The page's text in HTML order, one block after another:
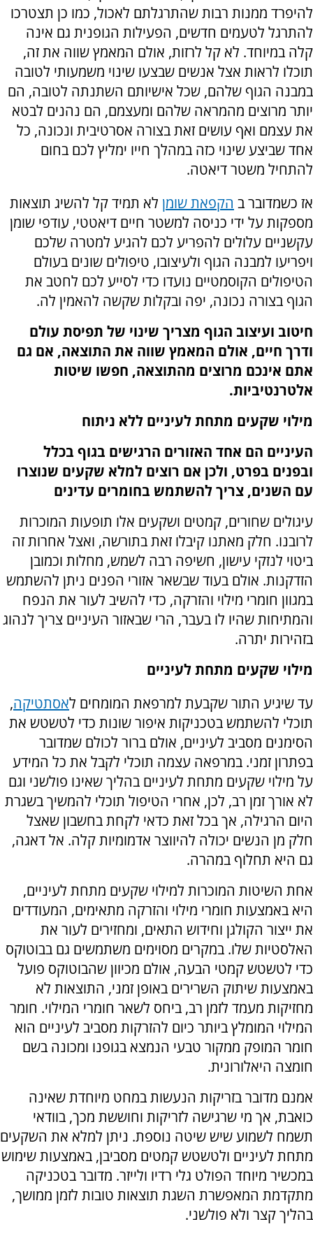
להיפרד ממנות רבות שהתרגלתם לאכול, כמו כן תצטרכו
להתרגל לטעמים חדשים, הפעילות הגופנית גם אינה
קלה במיוחד. לא קל לרזות, אולם המאמץ שווה את זה,
תוכלו לראות אצל אנשים שבצעו שינוי משמעותי לטובה
במבנה הגוף שלהם, שכל אישיותם השתנתה לטובה, הם
יותר מרוצים מהמראה שלהם ומעצמם, הם נהנים לבטא
את עצמם ואף עושים זאת בצורה אסרטיבית ונכונה, כל
אחד שביצע שינוי כזה במהלך חייו ימליץ לכם בחום
להתחיל משטר דיאטה.
אז כשמדובר ב הקפאת שומן לא תמיד קל להשיג תוצאות
מספקות על ידי כניסה למשטר חיים דיאטטי, עודפי שומן
עקשניים עלולים להפריע לכם להגיע למטרה שלכם
ויפריעו למבנה הגוף ולעיצובו, טיפולים שונים בעולם
הטיפולים הקוסמטיים נועדו כדי לסייע לכם לחטב את
הגוף בצורה נכונה, יפה ובקלות שקשה להאמין לה.
חיטוב ועיצוב הגוף מצריך שינוי של תפיסת עולם
ודרך חיים, אולם המאמץ שווה את התוצאה, אם גם
אתם אינכם מרוצים מהתוצאה, חפשו שיטות
אלטרנטיביות.
מילוי שקעים מתחת לעיניים ללא ניתוח
העיניים הם אחד האזורים הרגישים בגוף בכלל
ובפנים בפרט, ולכן אם רוצים למלא שקעים שנוצרו
עם השנים, צריך להשתמש בחומרים עדינים
עיגולים שחורים, קמטים ושקעים אלו תופעות המוכרות
לרובנו. חלק מאתנו קיבלו זאת בתורשה, ואצל אחרות זה
ביטוי לנזקי עישון, חשיפה רבה לשמש, מחלות וכמובן
הזדקנות. אולם בעוד שבשאר אזורי הפנים ניתן להשתמש
במגוון חומרי מילוי והזרקה, כדי להשיב לעור את הנפח
והמתיחות שהיו לו בעבר, הרי שבאזור העיניים צריך לנהוג
בזהירות יתרה.
מילוי שקעים מתחת לעיניים
עד שיגיע התור שקבעת למרפאת המומחים לאסתטיקה,
תוכלי להשתמש בטכניקות איפור שונות כדי לטשטש את
הסימנים מסביב לעיניים, אולם ברור לכולם שמדובר
בפתרון זמני. במרפאה עצמה תוכלי לקבל את כל המידע
על מילוי שקעים מתחת לעיניים בהליך שאינו פולשני וגם
לא אורך זמן רב, לכן, אחרי הטיפול תוכלי להמשיך בשגרת
היום הרגילה, אך בכל זאת כדאי לקחת בחשבון שאצל
חלק מן הנשים יכולה להיווצר אדמומיות קלה. אל דאגה,
גם היא תחלוף במהרה.
אחת השיטות המוכרות למילוי שקעים מתחת לעיניים,
היא באמצעות חומרי מילוי והזרקה מתאימים, המעודדים
את ייצור הקולגן וחידוש התאים, ומחזירים לעור את
האלסטיות שלו. במקרים מסוימים משתמשים גם בבוטוקס
כדי לטשטש קמטי הבעה, אולם מכיוון שהבוטוקס פועל
באמצעות שיתוק השרירים באופן זמני, התוצאות לא
מחזיקות מעמד לזמן רב, ביחס לשאר חומרי המילוי. חומר
המילוי המומלץ ביותר כיום להזרקות מסביב לעיניים הוא
חומר המופק ממקור טבעי הנמצא בגופנו ומכונה בשם
חומצה היאלורונית.
אמנם מדובר בזריקות הנעשות במחט מיוחדת שאינה
כואבת, אך מי שרגישה לזריקות וחוששת מכך, בוודאי
תשמח לשמוע שיש שיטה נוספת. ניתן למלא את השקעים
מתחת לעיניים ולטשטש קמטים מסביבן, באמצעות שימוש
במכשיר מיוחד הפולט גלי רדיו ולייזר. מדובר בטכניקה
מתקדמת המאפשרת השגת תוצאות טובות לזמן ממושך,
בהליך קצר ולא פולשני.